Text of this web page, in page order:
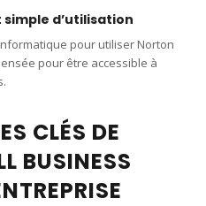
d’utilisation
pour utiliser Norton
pour être accessible à
CLÉS DE
BUSINESS